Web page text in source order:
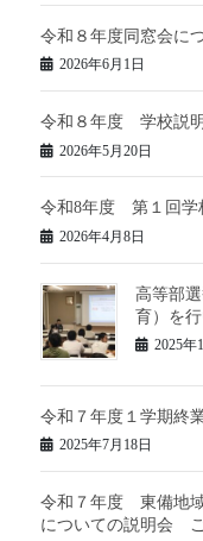
令和８年度同窓会に
2026年6月1日
令和８年度 学校説
2026年5月20日
令和8年度 第１回学
2026年4月8日
高等部
育）を行
2025年
令和７年度１学期終
2025年7月18日
令和７年度 東備地
についての説明会